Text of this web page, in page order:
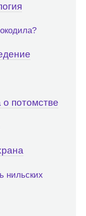
потомстве
нильских